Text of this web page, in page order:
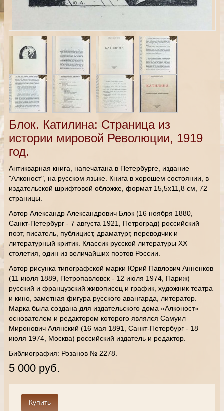
Блок. Катилина: Страница из
истории мировой Революции, 1919
год.
Антикварная книга, напечатана в Петербурге, издание
"Алконост", на русском языке. Книга в хорошем состоянии, в
издательской шрифтовой обложке, формат 15,5х11,8 см, 72
страницы.
Автор Александр Александрович Блок (16 ноября 1880,
Санкт-Петербург - 7 августа 1921, Петроград) российский
поэт, писатель, публицист, драматург, переводчик и
литературный критик. Классик русской литературы XX
столетия, один из величайших поэтов России.
Автор рисунка типографской марки Юрий Павлович Анненков
(11 июля 1889, Петропавловск - 12 июля 1974, Париж)
русский и французский живописец и график, художник театра
и кино, заметная фигура русского авангарда, литератор.
Марка была создана для издательского дома «Алконост»
основателем и редактором которого являлся Самуил
Миронович Алянский (16 мая 1891, Санкт-Петербург - 18
июля 1974, Москва) российский издатель и редактор.
Библиография: Розанов № 2278.
5 000 руб.